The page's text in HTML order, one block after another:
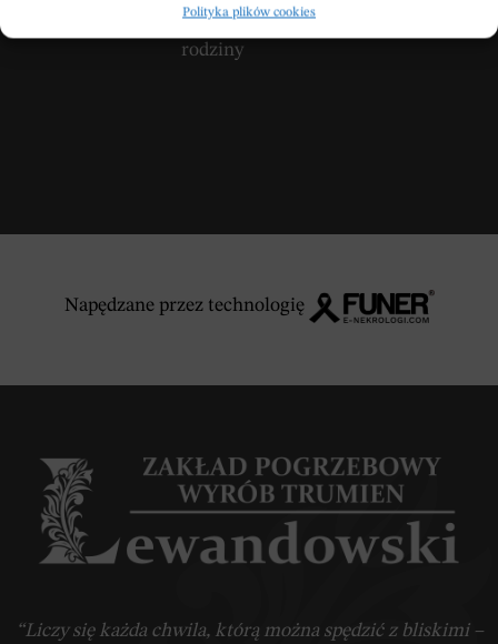
Polityka plików cookies
Wyrazy współczucia dla całej
rodziny
Napędzane przez technologię
“Liczy się każda chwila, którą można spędzić z bliskimi –